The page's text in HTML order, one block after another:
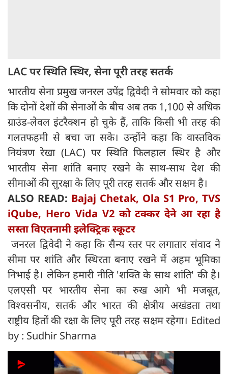
LAC पर स्थिति स्थिर, सेना पूरी तरह सतर्क
भारतीय सेना प्रमुख जनरल उपेंद्र द्विवेदी ने सोमवार को कहा
कि दोनों देशों की सेनाओं के बीच अब तक 1,100 से अधिक
ग्राउंड-लेवल इंटरैक्शन हो चुके हैं, ताकि किसी भी तरह की
गलतफहमी से बचा जा सके। उन्होंने कहा कि वास्तविक
नियंत्रण रेखा (LAC) पर स्थिति फिलहाल स्थिर है और
भारतीय सेना शांति बनाए रखने के साथ-साथ देश की
सीमाओं की सुरक्षा के लिए पूरी तरह सतर्क और सक्षम है।
ALSO READ: Bajaj Chetak, Ola S1 Pro, TVS
iQube, Hero Vida V2 को टक्कर देने आ रहा है
सस्ता विएतनामी इलेक्ट्रिक स्कूटर
जनरल द्विवेदी ने कहा कि सैन्य स्तर पर लगातार संवाद ने
सीमा पर शांति और स्थिरता बनाए रखने में अहम भूमिका
निभाई है। लेकिन हमारी नीति 'शक्ति के साथ शांति' की है।
एलएसी पर भारतीय सेना का रुख आगे भी मजबूत,
विश्वसनीय, सतर्क और भारत की क्षेत्रीय अखंडता तथा
राष्ट्रीय हितों की रक्षा के लिए पूरी तरह सक्षम रहेगा। Edited
by : Sudhir Sharma